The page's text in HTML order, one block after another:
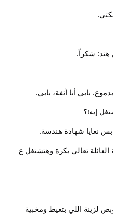
هند: شكراً.
بابي أنا أثفة، بابي.
إيه!؟
نعايا شهادة هندسة.
تعالي بكرة وهتشتغل ع
لزينة اللي بتعيط ومخبية